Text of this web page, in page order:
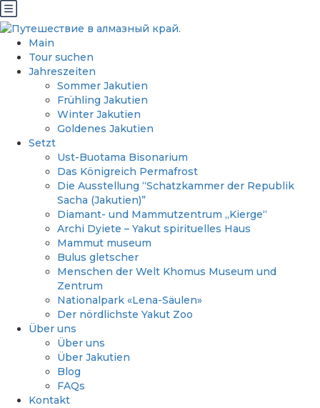
Main
Tour suchen
Jahreszeiten
Sommer Jakutien
Frühling Jakutien
Winter Jakutien
Goldenes Jakutien
Setzt
Ust-Buotama Bisonarium
Das Königreich Permafrost
Die Ausstellung “Schatzkammer der Republik
Sacha (Jakutien)”
Diamant- und Mammutzentrum „Kierge“
Archi Dyiete – Yakut spirituelles Haus
Mammut museum
Bulus gletscher
Menschen der Welt Khomus Museum und
Zentrum
Nationalpark «Lena-Säulen»
Der nördlichste Yakut Zoo
Über uns
Über uns
Über Jakutien
Blog
FAQs
Kontakt